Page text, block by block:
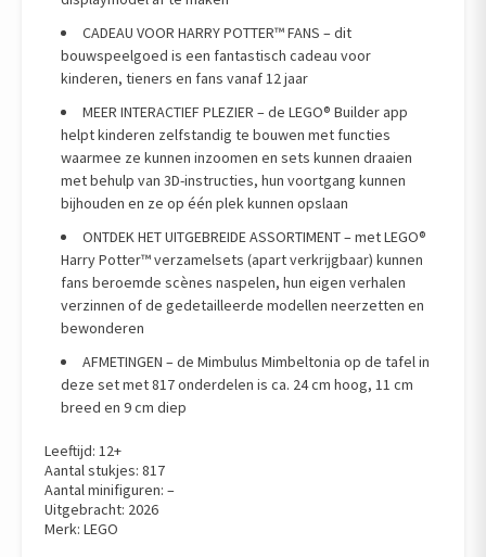
CADEAU VOOR HARRY POTTER™ FANS – dit
bouwspeelgoed is een fantastisch cadeau voor
kinderen, tieners en fans vanaf 12 jaar
MEER INTERACTIEF PLEZIER – de LEGO® Builder app
helpt kinderen zelfstandig te bouwen met functies
waarmee ze kunnen inzoomen en sets kunnen draaien
met behulp van 3D-instructies, hun voortgang kunnen
bijhouden en ze op één plek kunnen opslaan
ONTDEK HET UITGEBREIDE ASSORTIMENT – met LEGO®
Harry Potter™ verzamelsets (apart verkrijgbaar) kunnen
fans beroemde scènes naspelen, hun eigen verhalen
verzinnen of de gedetailleerde modellen neerzetten en
bewonderen
AFMETINGEN – de Mimbulus Mimbeltonia op de tafel in
deze set met 817 onderdelen is ca. 24 cm hoog, 11 cm
breed en 9 cm diep
Leeftijd: 12+
Aantal stukjes: 817
Aantal minifiguren: –
Uitgebracht: 2026
Merk: LEGO